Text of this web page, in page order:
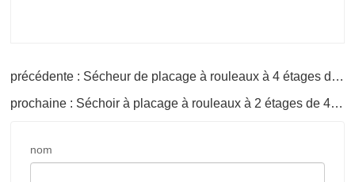
précédente : Sécheur de placage à rouleaux à 4 étages de 46 m
prochaine : Séchoir à placage à rouleaux à 2 étages de 48 m en Thaïlande
nom